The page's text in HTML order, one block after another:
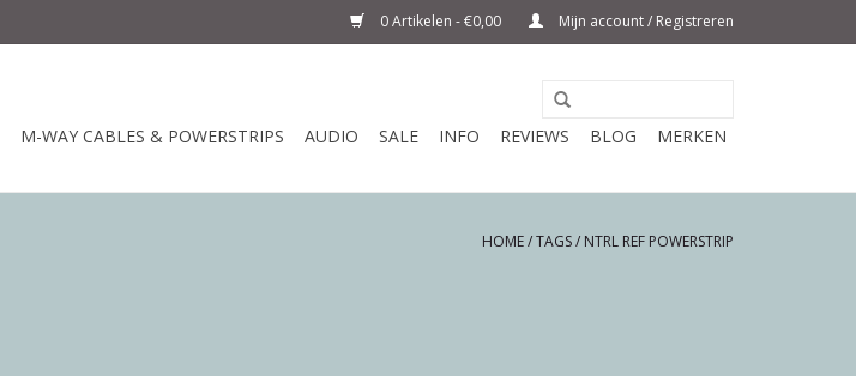
0 Artikelen - €0,00 Mijn account / Registreren
M-WAY CABLES & POWERSTRIPS AUDIO SALE INFO REVIEWS BLOG MERKEN
HOME/TAGS/ NTRL REF POWERSTRIP